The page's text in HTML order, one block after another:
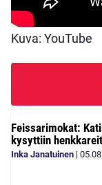
Kuva: YouTube
Feissarimokat:
kysyttiin
Inka Janatuinen |